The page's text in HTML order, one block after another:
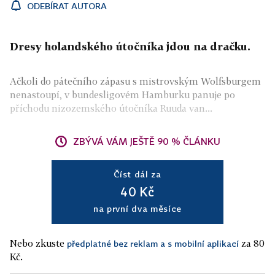
ODEBÍRAT AUTORA
Dresy holandského útočníka jdou na dračku.
Ačkoli do pátečního zápasu s mistrovským Wolfsburgem
nenastoupí, v bundesligovém Hamburku panuje po
příchodu nizozemského útočníka Ruuda van...
ZBÝVÁ VÁM JEŠTĚ 90 % ČLÁNKU
Číst dál za
40 Kč
na první dva měsíce
Nebo zkuste předplatné bez reklam a s mobilní aplikací za 80
Kč.